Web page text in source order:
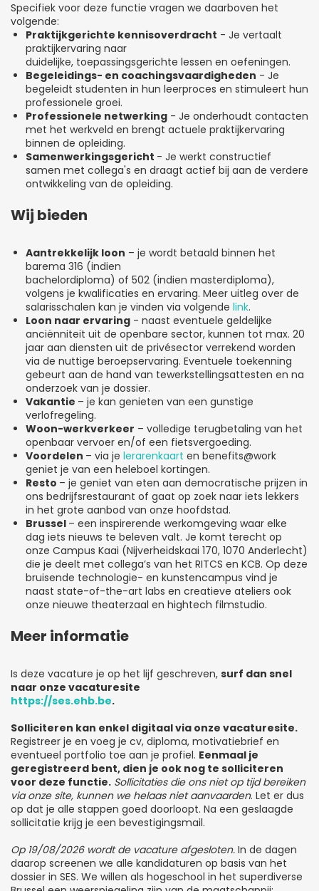
Specifiek voor deze functie vragen we daarboven het
volgende:
Praktijkgerichte kennisoverdracht - Je vertaalt
praktijkervaring naar
duidelijke, toepassingsgerichte lessen en oefeningen.
Begeleidings- en coachingsvaardigheden - Je
begeleidt studenten in hun leerproces en stimuleert hun
professionele groei.
Professionele netwerking - Je onderhoudt contacten
met het werkveld en brengt actuele praktijkervaring
binnen de opleiding.
Samenwerkingsgericht - Je werkt constructief
samen met collega's en draagt actief bij aan de verdere
ontwikkeling van de opleiding.
Wij bieden
Aantrekkelijk loon – je wordt betaald binnen het
barema 316 (indien
bachelordiploma) of 502 (indien masterdiploma),
volgens je kwalificaties en ervaring. Meer uitleg over de
salarisschalen kan je vinden via volgende link.
Loon naar ervaring - naast eventuele geldelijke
anciënniteit uit de openbare sector, kunnen tot max. 20
jaar aan diensten uit de privésector verrekend worden
via de nuttige beroepservaring. Eventuele toekenning
gebeurt aan de hand van tewerkstellingsattesten en na
onderzoek van je dossier.
Vakantie – je kan genieten van een gunstige
verlofregeling.
Woon-werkverkeer – volledige terugbetaling van het
openbaar vervoer en/of een fietsvergoeding.
Voordelen – via je lerarenkaart en benefits@work
geniet je van een heleboel kortingen.
Resto – je geniet van eten aan democratische prijzen in
ons bedrijfsrestaurant of gaat op zoek naar iets lekkers
in het grote aanbod van onze hoofdstad.
Brussel – een inspirerende werkomgeving waar elke
dag iets nieuws te beleven valt. Je komt terecht op
onze Campus Kaai (Nijverheidskaai 170, 1070 Anderlecht)
die je deelt met collega’s van het RITCS en KCB. Op deze
bruisende technologie- en kunstencampus vind je
naast state-of-the-art labs en creatieve ateliers ook
onze nieuwe theaterzaal en hightech filmstudio.
Meer informatie
Is deze vacature je op het lijf geschreven, surf dan snel
naar onze vacaturesite
https://ses.ehb.be.
Solliciteren kan enkel digitaal via onze vacaturesite.
Registreer je en voeg je cv, diploma, motivatiebrief en
eventueel portfolio toe aan je profiel. Eenmaal je
geregistreerd bent, dien je ook nog te solliciteren
voor deze functie. Sollicitaties die ons niet op tijd bereiken
via onze site, kunnen we helaas niet aanvaarden. Let er dus
op dat je alle stappen goed doorloopt. Na een geslaagde
sollicitatie krijg je een bevestigingsmail.
Op 19/08/2026 wordt de vacature afgesloten. In de dagen
daarop screenen we alle kandidaturen op basis van het
dossier in SES. We willen als hogeschool in het superdiverse